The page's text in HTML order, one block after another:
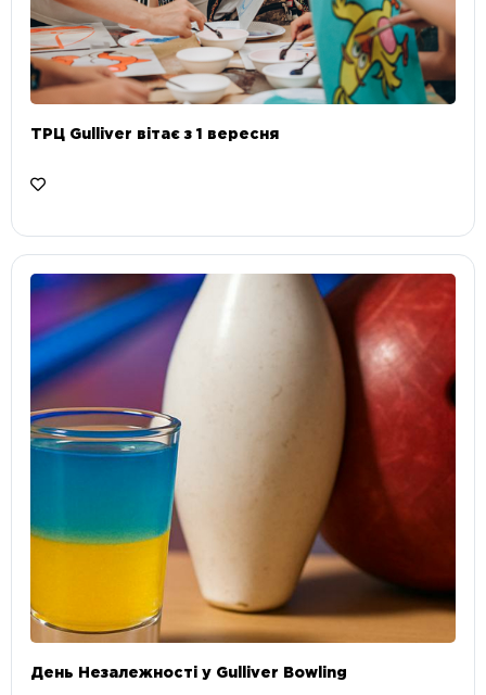
ТРЦ Gulliver вітає з 1 вересня
День Незалежності у Gulliver Bowling